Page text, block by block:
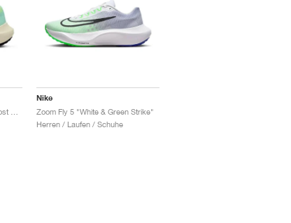
Nike
Zoom Fly 5 "White & Green Strike"
Herren / Laufen / Schuhe